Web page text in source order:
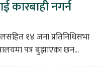
नगर्न
१४ जना प्रतिनिधिसभा
पत्र बुझाएका छन...